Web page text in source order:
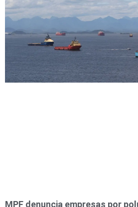
MPF denuncia empresas por